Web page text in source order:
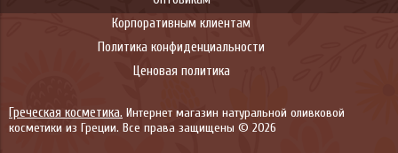
Корпоративным клиентам
Политика конфиденциальности
Ценовая политика
Греческая косметика. Интернет магазин натуральной оливковой
косметики из Греции. Все права защищены © 2026